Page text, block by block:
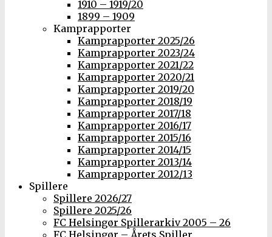
1910 – 1919/20
1899 – 1909
Kamprapporter
Kamprapporter 2025/26
Kamprapporter 2023/24
Kamprapporter 2021/22
Kamprapporter 2020/21
Kamprapporter 2019/20
Kamprapporter 2018/19
Kamprapporter 2017/18
Kamprapporter 2016/17
Kamprapporter 2015/16
Kamprapporter 2014/15
Kamprapporter 2013/14
Kamprapporter 2012/13
Spillere
Spillere 2026/27
Spillere 2025/26
FC Helsingør Spillerarkiv 2005 – 26
FC Helsingør – Årets Spiller